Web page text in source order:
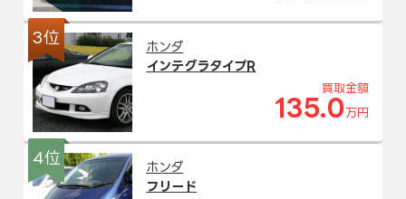
3位
ホンダ
インテグラタイプR
買取金額
135.0 万円
4位
ホンダ
フリード